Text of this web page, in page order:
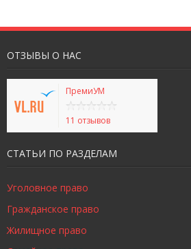
ОТЗЫВЫ О НАС
ПремиУМ
11 отзывов
СТАТЬИ ПО РАЗДЕЛАМ
Уголовное право
Гражданское право
Жилищное право